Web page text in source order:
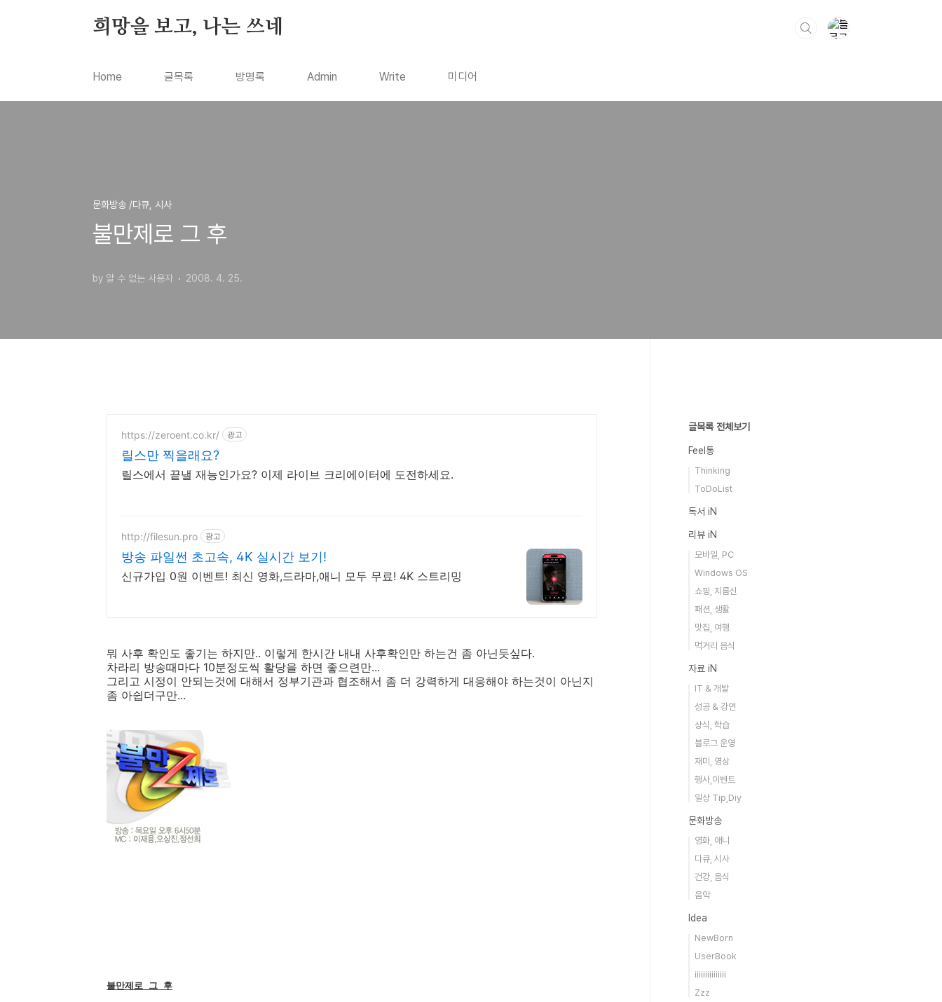
희망을 보고, 나는 쓰네
Home 글목록 방명록 Admin Write 미디어
문화방송 /다큐, 시사
불만제로 그 후
by 알 수 없는 사용자 2008. 4. 25.
https://zeroent.co.kr/ 광고
릴스만 찍을래요?
릴스에서 끝낼 재능인가요? 이제 라이브 크리에이터에 도전하세요.
http://filesun.pro 광고
방송 파일썬 초고속, 4K 실시간 보기!
신규가입 0원 이벤트! 최신 영화,드라마,애니 모두 무료! 4K 스트리밍
뭐 사후 확인도 좋기는 하지만.. 이렇게 한시간 내내 사후확인만 하는건 좀 아닌듯싶다.
차라리 방송때마다 10분정도씩 활당을 하면 좋으련만...
그리고 시정이 안되는것에 대해서 정부기관과 협조해서 좀 더 강력하게 대응해야 하는것이 아닌지
좀 아쉽더구만...
불만제로 그 후
글목록 전체보기
Feel통
Thinking
ToDoList
독서 iN
리뷰 iN
모바일, PC
Windows OS
쇼핑, 지름신
패션, 생활
맛집, 여행
먹거리 음식
자료 iN
IT & 개발
성공 & 강연
상식, 학습
블로그 운영
재미, 영상
행사,이벤트
일상 Tip,Diy
문화방송
영화, 애니
다큐, 시사
건강, 음식
음악
Idea
NewBorn
UserBook
iiiiiiiiiiiiiii
Zzz